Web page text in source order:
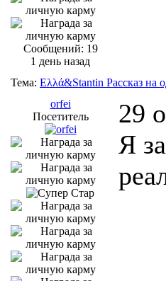
Сообщений: 19
1 день назад
Тема: Ελλά&Stantin Рассказ на
orfei
Посетитель
29
Я